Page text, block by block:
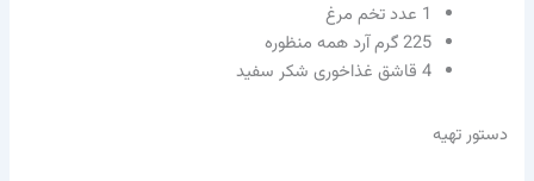
1 عدد تخم مرغ
225گرم آرد همه منظوره
4 قاشق غذاخوری شکر سفید
دستور تهیه